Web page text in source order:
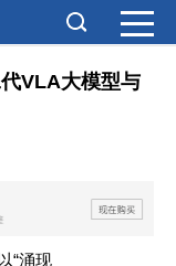
VLA大模型与
“涌现